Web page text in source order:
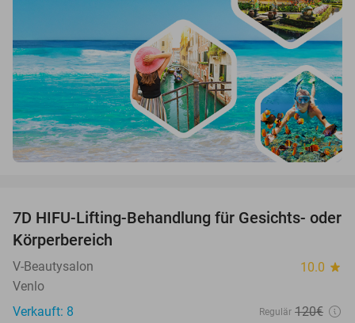
51%
7D HIFU-Lifting-Behandlung für Gesichts- oder
Körperbereich
V-Beautysalon 10.0 star
Venlo
Verkauft: 8
Regulär 120€